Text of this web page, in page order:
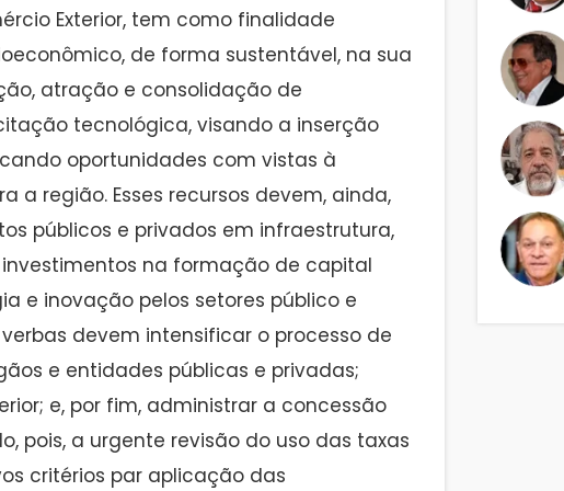
Exterior, tem como finalidade
de forma sustentável, na sua
atração e consolidação de
tecnológica, visando a inserção
oportunidades com vistas à
a região. Esses recursos devem, ainda,
públicos e privados em infraestrutura,
na formação de capital
e inovação pelos setores público e
devem intensificar o processo de
e entidades públicas e privadas;
e, por fim, administrar a concessão
pois, a urgente revisão do uso das taxas
critérios par aplicação das